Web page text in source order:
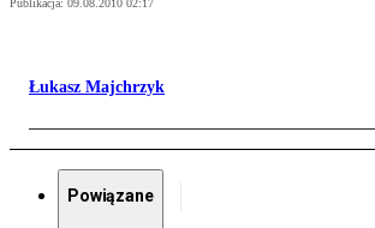
Publikacja: 09.08.2010 02:17
Łukasz Majchrzyk
Powiązane